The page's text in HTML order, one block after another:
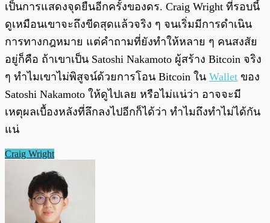
เป็นการแสดงจุดยืนอีกครั้งของดร. Craig Wright ที่รอบนี้
ดูเหมือนเขาจะถึงขีดสุดแล้วจริง ๆ จนเริ่มมีการดำเนิน
การทางกฎหมาย แต่คำถามที่ยังทำให้หลาย ๆ คนสงสัย
อยู่ก็คือ ถ้าเขาเป็น Satoshi Nakamoto ผู้สร้าง Bitcoin จริง
ๆ ทำไมเขาไม่พิสูจน์ด้วยการโอน Bitcoin ใน Wallet ของ
Satoshi Nakamoto ให้ดูไปเลย หรือไม่แน่ว่า อาจจะมี
เหตุผลเบื้องหลังที่ลึกลงไปอีกก็ได้ว่า ทำไมถึงทำไม่ได้กัน
แน่
Craig Wright